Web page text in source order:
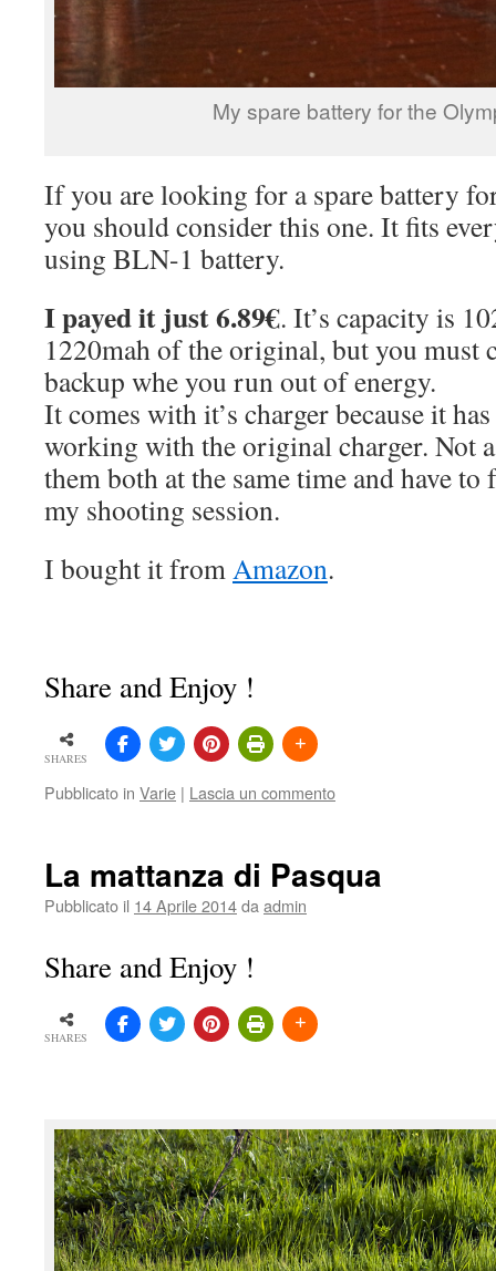
My spare battery for the
If you are looking for a spare battery
you should consider this one. It fits
using BLN-1 battery.
I payed it just 6.89€. It’s capacity is
1220mah of the original, but you must
backup whe you run out of energy.
It comes with it’s charger because it
working with the original charger. Not
them both at the same time and have
my shooting session.
I bought it fromAmazon.
Share and Enjoy !
SHARES
Pubblicato in Varie | Lascia un commento
La mattanza di Pasqua
Pubblicato il 14 Aprile 2014da admin
Share and Enjoy !
SHARES